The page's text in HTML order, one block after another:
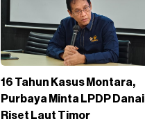
16 Tahun Kasus Montara,
Purbaya Minta LPDP Danai
Riset Laut Timor